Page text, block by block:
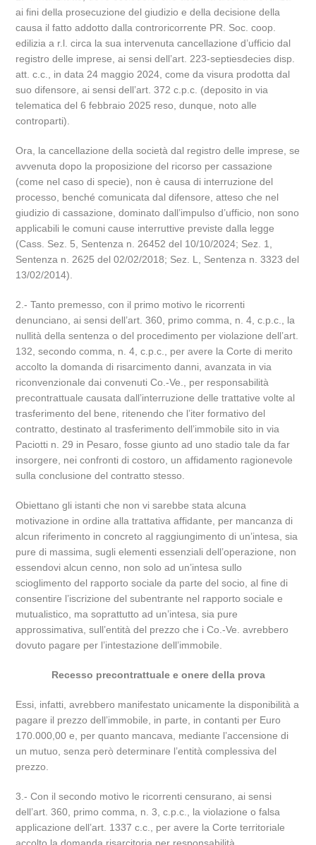
ai fini della prosecuzione del giudizio e della decisione della
causa il fatto addotto dalla controricorrente PR. Soc. coop.
edilizia a r.l. circa la sua intervenuta cancellazione d’ufficio dal
registro delle imprese, ai sensi dell’art. 223-septiesdecies disp.
att. c.c., in data 24 maggio 2024, come da visura prodotta dal
suo difensore, ai sensi dell’art. 372 c.p.c. (deposito in via
telematica del 6 febbraio 2025 reso, dunque, noto alle
controparti).
Ora, la cancellazione della società dal registro delle imprese, se
avvenuta dopo la proposizione del ricorso per cassazione
(come nel caso di specie), non è causa di interruzione del
processo, benché comunicata dal difensore, atteso che nel
giudizio di cassazione, dominato dall’impulso d’ufficio, non sono
applicabili le comuni cause interruttive previste dalla legge
(Cass. Sez. 5, Sentenza n. 26452 del 10/10/2024; Sez. 1,
Sentenza n. 2625 del 02/02/2018; Sez. L, Sentenza n. 3323 del
13/02/2014).
2.- Tanto premesso, con il primo motivo le ricorrenti
denunciano, ai sensi dell’art. 360, primo comma, n. 4, c.p.c., la
nullità della sentenza o del procedimento per violazione dell’art.
132, secondo comma, n. 4, c.p.c., per avere la Corte di merito
accolto la domanda di risarcimento danni, avanzata in via
riconvenzionale dai convenuti Co.-Ve., per responsabilità
precontrattuale causata dall’interruzione delle trattative volte al
trasferimento del bene, ritenendo che l’iter formativo del
contratto, destinato al trasferimento dell’immobile sito in via
Paciotti n. 29 in Pesaro, fosse giunto ad uno stadio tale da far
insorgere, nei confronti di costoro, un affidamento ragionevole
sulla conclusione del contratto stesso.
Obiettano gli istanti che non vi sarebbe stata alcuna
motivazione in ordine alla trattativa affidante, per mancanza di
alcun riferimento in concreto al raggiungimento di un’intesa, sia
pure di massima, sugli elementi essenziali dell’operazione, non
essendovi alcun cenno, non solo ad un’intesa sullo
scioglimento del rapporto sociale da parte del socio, al fine di
consentire l’iscrizione del subentrante nel rapporto sociale e
mutualistico, ma soprattutto ad un’intesa, sia pure
approssimativa, sull’entità del prezzo che i Co.-Ve. avrebbero
dovuto pagare per l’intestazione dell’immobile.
Recesso precontrattuale e onere della prova
Essi, infatti, avrebbero manifestato unicamente la disponibilità a
pagare il prezzo dell’immobile, in parte, in contanti per Euro
170.000,00 e, per quanto mancava, mediante l’accensione di
un mutuo, senza però determinare l’entità complessiva del
prezzo.
3.- Con il secondo motivo le ricorrenti censurano, ai sensi
dell’art. 360, primo comma, n. 3, c.p.c., la violazione o falsa
applicazione dell’art. 1337 c.c., per avere la Corte territoriale